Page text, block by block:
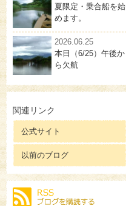
夏限定・乗合船を始
めます。
2026.06.25
本日（6/25）午後か
ら欠航
関連リンク
公式サイト
以前のブログ